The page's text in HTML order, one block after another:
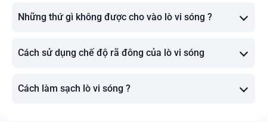
Những thứ gì không được cho vào lò vi sóng ?
Cách sử dụng chế độ rã đông của lò vi sóng
Cách làm sạch lò vi sóng ?